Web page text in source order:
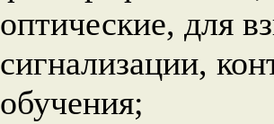
оптические, для
сигнализации,
обучения;